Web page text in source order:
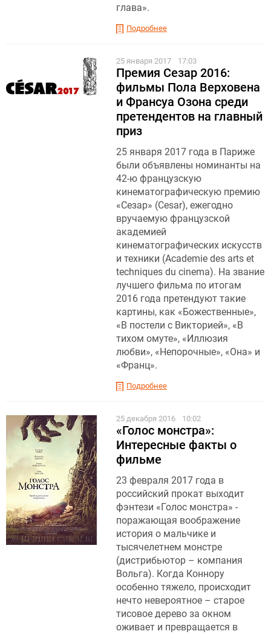
глава».
Подробнее
25 января 2017 17:03
Премия Сезар 2016:
фильмы Пола Верховена
и Франсуа Озона среди
претендентов на главный
приз
25 января 2017 года в Париже
были объявлены номинанты на
42-ю французскую
кинематографическую премию
«Сезар» (Cesar), ежегодно
вручаемую французской
академией
кинематографических искусств
и техники (Acadеmie des arts et
techniques du cinеma). На звание
лучшего фильма по итогам
2016 года претендуют такие
картины, как «Божественные»,
«В постели с Викторией», «В
тихом омуте», «Иллюзия
любви», «Непорочные», «Она» и
«Франц».
Подробнее
25 декабря 2016 10:02
«Голос монстра»:
Интересные факты о
фильме
23 февраля 2017 года в
российский прокат выходит
фэнтези «Голос монстра» -
поражающая воображение
история о мальчике и
тысячелетнем монстре
(дистрибьютор – компания
Вольга). Когда Коннору
особенно тяжело, происходит
нечто невероятное – старое
тисовое дерево за окном
оживает и превращается в